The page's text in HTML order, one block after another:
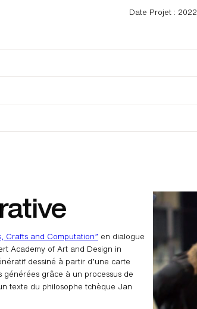
Date Projet : 2022
Crafts and Computation” en dialogue
Academy of Art and Design in
dessiné à partir d’une carte
grâce à un processus de
texte du philosophe tchèque Jan